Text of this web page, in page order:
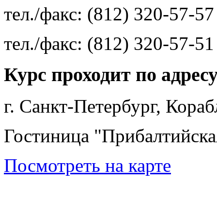
тел./факс: (812) 320-57-57
тел./факс: (812) 320-57-51
Курс проходит по
г. Санкт-Петербург,
Гостиница
Посмотреть на карте